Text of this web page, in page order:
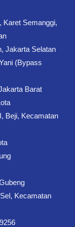
Karet Semanggi,
Jakarta Selatan
(Bypass
Barat
Beji, Kecamatan
Kecamatan